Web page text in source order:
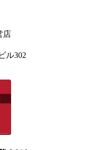
店
ル302